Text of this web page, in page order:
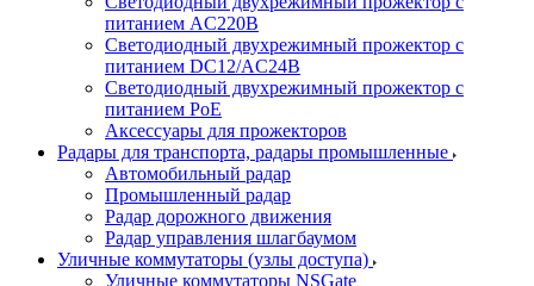
питанием AC220В
Светодиодный двухрежимный прожектор с
питанием DC12/AC24В
Светодиодный двухрежимный прожектор с
питанием PoE
Аксессуары для прожекторов
Радары для транспорта, радары промышленные
Автомобильный радар
Промышленный радар
Радар дорожного движения
Радар управления шлагбаумом
Уличные коммутаторы (узлы доступа)
Уличные коммутаторы NSGate